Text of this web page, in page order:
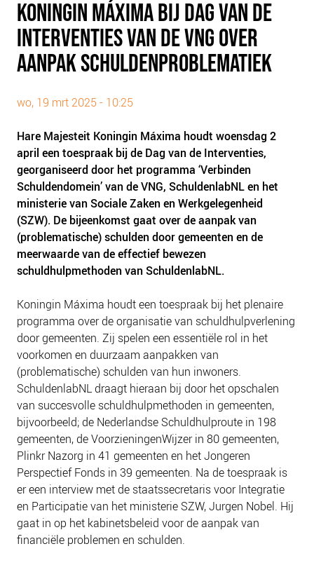
PLINKR NAZORG
SOCIALDEBT
DOORBRAAKMETHODE
DE VOORZIENINGENWIJZER
OVER ONS
VISIE EN MISSIE
HET TEAM
ONZE PARTNERS
VACATURES
IN DE MEDIA
NIEUWS
BLOGS
KONINGIN MÁXIMA BIJ DAG VAN DE
INTERVENTIES VAN DE VNG OVER
AANPAK SCHULDENPROBLEMATIEK
wo, 19 mrt 2025 - 10:25
Hare Majesteit Koningin Máxima houdt woensdag 2
april een toespraak bij de Dag van de Interventies,
georganiseerd door het programma ‘Verbinden
Schuldendomein’ van de VNG, SchuldenlabNL en het
ministerie van Sociale Zaken en Werkgelegenheid
(SZW). De bijeenkomst gaat over de aanpak van
(problematische) schulden door gemeenten en de
meerwaarde van de effectief bewezen
schuldhulpmethoden van SchuldenlabNL.
Koningin Máxima houdt een toespraak bij het plenaire
programma over de organisatie van schuldhulpverlening
door gemeenten. Zij spelen een essentiële rol in het
voorkomen en duurzaam aanpakken van
(problematische) schulden van hun inwoners.
SchuldenlabNL draagt hieraan bij door het opschalen
van succesvolle schuldhulpmethoden in gemeenten,
bijvoorbeeld; de Nederlandse Schuldhulproute in 198
gemeenten, de VoorzieningenWijzer in 80 gemeenten,
Plinkr Nazorg in 41 gemeenten en het Jongeren
Perspectief Fonds in 39 gemeenten. Na de toespraak is
er een interview met de staatssecretaris voor Integratie
en Participatie van het ministerie SZW, Jurgen Nobel. Hij
gaat in op het kabinetsbeleid voor de aanpak van
financiële problemen en schulden.